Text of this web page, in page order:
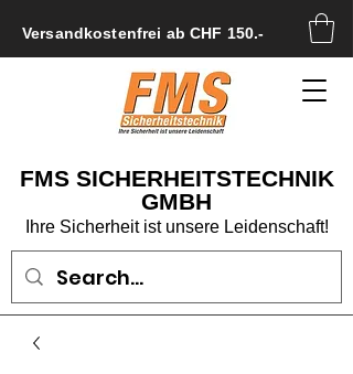
FMS SICHERHEITSTECHNIK
GMBH
Ihre Sicherheit ist unsere Leidenschaft!
Versandkostenfrei ab CHF 150.-